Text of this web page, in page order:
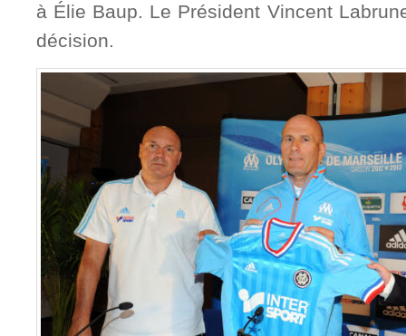
à Élie Baup. Le Président Vincent
décision.